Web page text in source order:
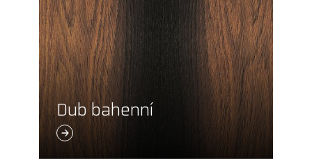
Dub bahenní